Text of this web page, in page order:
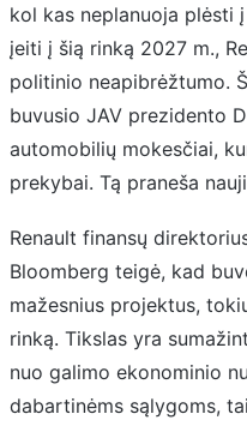
kol kas neplanuoja plėsti
įeiti į šią rinką 2027 m.,
politinio neapibrėžtumo.
buvusio JAV prezidento
automobilių mokesčiai,
prekybai. Tą praneša
Renault finansų
Bloomberg teigė, kad
mažesnius projektus,
rinką. Tikslas yra
nuo galimo ekonominio
dabartinėms sąlygoms,